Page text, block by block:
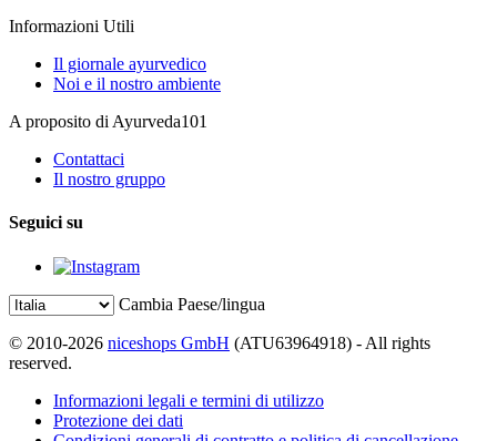
Informazioni Utili
Il giornale ayurvedico
Noi e il nostro ambiente
A proposito di Ayurveda101
Contattaci
Il nostro gruppo
Seguici su
Cambia Paese/lingua
© 2010-2026 niceshops GmbH (ATU63964918) - All rights
reserved.
Informazioni legali e termini di utilizzo
Protezione dei dati